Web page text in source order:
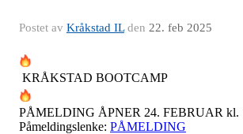
Postet av Kråkstad ILden 22. feb 2025
KRÅKSTAD BOOTCAMP
PÅMELDING ÅPNER 24. FEBRUAR kl.
Påmeldingslenke: PÅMELDING